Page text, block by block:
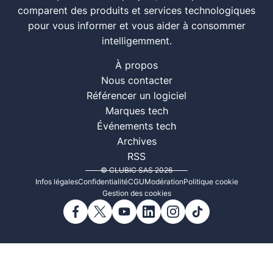
comparent des produits et services technologiques
pour vous informer et vous aider à consommer
intelligemment.
À propos
Nous contacter
Référencer un logiciel
Marques tech
Événements tech
Archives
RSS
© CLUBIC SAS 2026
Infos légalesConfidentialitéCGUModérationPolitique cookie
Gestion des cookies